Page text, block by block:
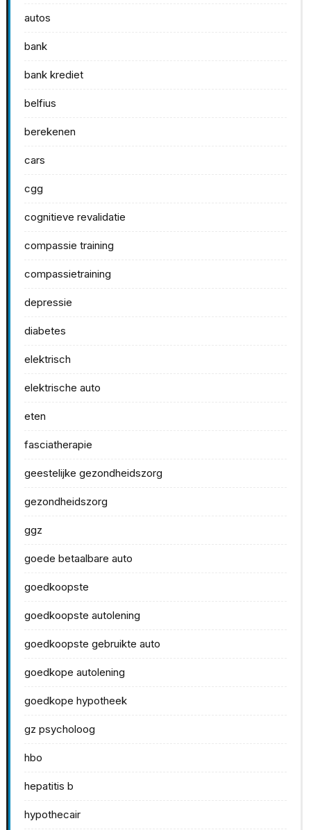
autos
bank
bank krediet
belfius
berekenen
cars
cgg
cognitieve revalidatie
compassie training
compassietraining
depressie
diabetes
elektrisch
elektrische auto
eten
fasciatherapie
geestelijke gezondheidszorg
gezondheidszorg
ggz
goede betaalbare auto
goedkoopste
goedkoopste autolening
goedkoopste gebruikte auto
goedkope autolening
goedkope hypotheek
gz psycholoog
hbo
hepatitis b
hypothecair